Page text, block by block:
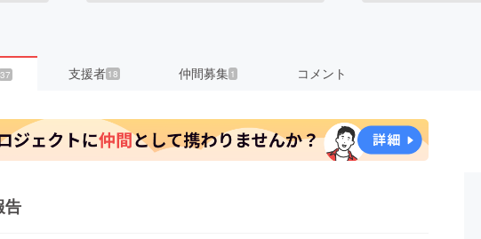
37 支援者 18 仲間募集 1 コメント
告